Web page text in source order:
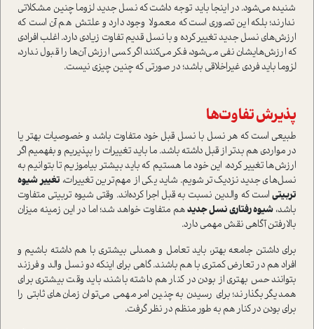
شنيده مي‌شود. در اينجا بايد توجه داشت كه نسل جديد لزوما چنين مشكلاتي
ندارند؛ بلكه اين تصوري است كه معمولا وجود دارد و علتش هم آن است كه
ارزش‌هاي نسل جديد تغيير كرده و با نسل قديم تفاوت زيادي دارد. اغلب افرادي
كه ارزش‌هايشان نفي مي‌شود، فكر مي‌كنند اگر كسي ارزش آن‌ها را قبول ندارد،
لزوما بايد فردی غير‌اخلاقي باشد؛ در صورتي كه چنين چيزي نيست.
پذيرش تفاوت‌ها
طبيعي است كه هر نسل با نسل قبل خود متفاوت باشد و خصوصيات بهتر يا
در مواردي هم بدتر از قبل داشته باشد. ما بايد تغييرات را بپذيريم و بفهميم اگر
ارزش‌ها تغيير كرده، اين خود ما هستيم كه بايد بيشتر بياموزيم تا بتوانيم به
نسل‌هاي جديد نزديك‌تر شويم. شايد يكي از مهم‌ترين تغييرات، تغییر شيوه
تربيتي است كه والدين نسبت به قبل اجرا كرده‌اند. وقتي شيوه تربيتي متفاوت
باشد، شيوه رفتاري نسل جديدهم متفاوت خواهد شد؛ اما در اين زمينه ميزان
بالا‌رفتن آگاهي نقش مهمي دارد.
براي داشتن جامعه بهتر، بايد تعامل و همدلي بيشتري با هم داشته باشيم و
افراد هم در تعارض كمتري با هم باشند. گاهي براي اينكه دو نسل والد و فرزند
بتوانند حس بهتري از بودن در كنار هم داشته باشند، بايد وقت بيشتري براي
همديگر بگذارند؛ براي رسيدن به چنين امر مهمي مي‌توان زمان‌هاي ثابتي را
براي بودن در كنار هم به طور منظم در نظر گرفت.